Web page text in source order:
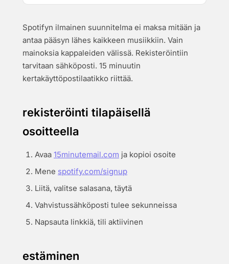
Spotifyn ilmainen suunnitelma ei maksa mitään ja
antaa pääsyn lähes kaikkeen musiikkiin. Vain
mainoksia kappaleiden välissä. Rekisteröintiin
tarvitaan sähköposti. 15 minuutin
kertakäyttöpostilaatikko riittää.
rekisteröinti tilapäisellä
osoitteella
Avaa 15minutemail.com ja kopioi osoite
Mene spotify.com/signup
Liitä, valitse salasana, täytä
Vahvistussähköposti tulee sekunneissa
Napsauta linkkiä, tili aktiivinen
estäminen